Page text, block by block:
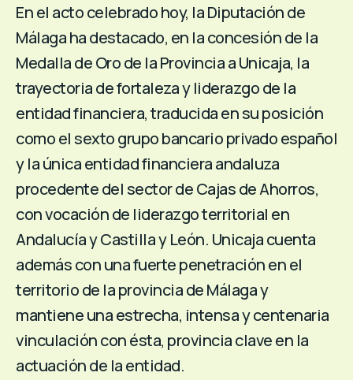
En el acto celebrado hoy, la Diputación de
Málaga ha destacado, en la concesión de la
Medalla de Oro de la Provincia a Unicaja, la
trayectoria de fortaleza y liderazgo de la
entidad financiera, traducida en su posición
como el sexto grupo bancario privado español
y la única entidad financiera andaluza
procedente del sector de Cajas de Ahorros,
con vocación de liderazgo territorial en
Andalucía y Castilla y León. Unicaja cuenta
además con una fuerte penetración en el
territorio de la provincia de Málaga y
mantiene una estrecha, intensa y centenaria
vinculación con ésta, provincia clave en la
actuación de la entidad.